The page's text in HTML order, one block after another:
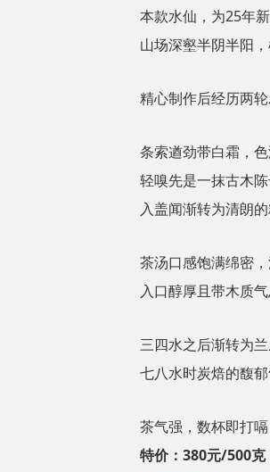
本款水仙，为25年新
山场深壑半阴半阳
精心制作后经历两轮
条索遒劲带白霜，色
轻嗅先是一抹古木
入盖闻渐转为清朗
茶汤口感饱满绵密
入口醇厚且带木质
三四水之后渐转为兰
七八水时炭焙的馥郁
茶气强，数杯即打嗝
特价：380元/500克